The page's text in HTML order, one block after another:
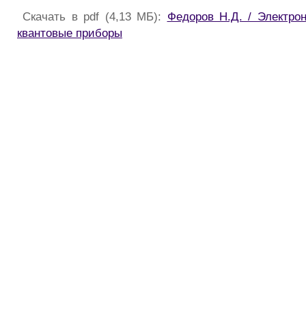
Скачать в pdf (4,13 МБ): Федоров Н.Д. /
квантовые приборы